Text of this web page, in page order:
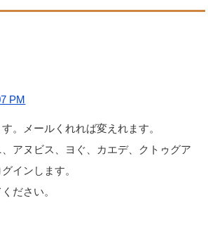
PM
。メールくれれば変えれます。
アヌビス、ヨぐ、カエデ、クトゥグア
インします。
ださい。